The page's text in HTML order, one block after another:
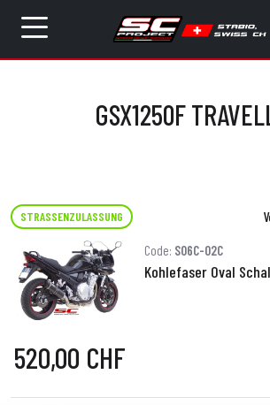
GSX1250F
STRASSENZULASSUNG
Code: S06C-02C
Kohlefaser Oval
520,00 CHF